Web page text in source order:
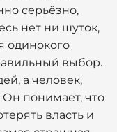
серьёзно,
нет ни шуток,
одинокого
выбор.
а человек,
Он понимает, что
власть и